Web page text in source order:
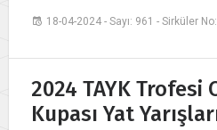
18-04-2024 - Sayı: 961 - Sirküler
2024 TAYK Trofesi
Kupası Yat